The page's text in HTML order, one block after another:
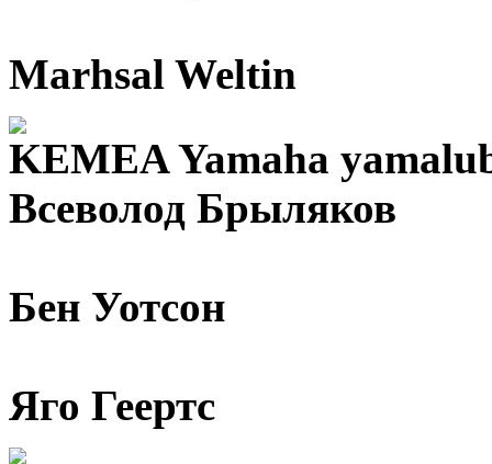
Marhsal Weltin
KEMEA Yamaha
Всеволод Брыляков
Бен Уотсон
Яго Геертс